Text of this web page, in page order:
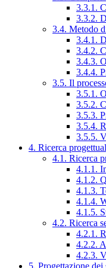
3.3.1.
3.3.2.
3.4. Metodo
3.4.1.
3.4.2.
3.4.3.
3.4.4.
3.5. Il
3.5.1.
3.5.2.
3.5.3.
3.5.4.
3.5.5.
4. Ricerca
4.1. Ricerca
4.1.1.
4.1.2.
4.1.3.
4.1.4.
4.1.5.
4.2. Ricerca
4.2.1.
4.2.2.
4.2.3.
5. Progettazione dei